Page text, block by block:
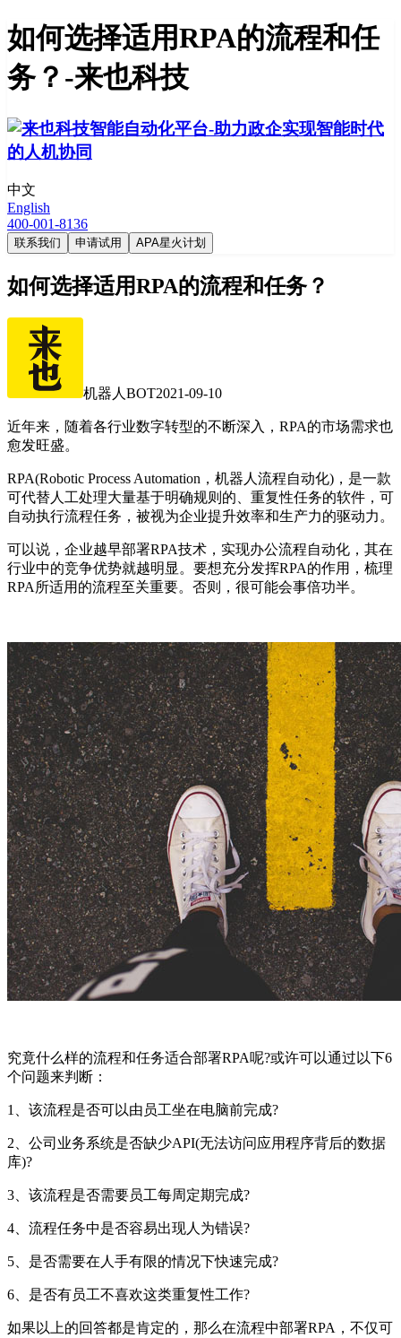
如何选择适用RPA的流程和任
务？-来也科技
中文
English
400-001-8136
联系我们 申请试用 APA星火计划
如何选择适用RPA的流程和任务？
机器人BOT2021-09-10
近年来，随着各行业数字转型的不断深入，RPA的市场需求也
愈发旺盛。
RPA(Robotic Process Automation，机器人流程自动化)，是一款
可代替人工处理大量基于明确规则的、重复性任务的软件，可
自动执行流程任务，被视为企业提升效率和生产力的驱动力。
可以说，企业越早部署RPA技术，实现办公流程自动化，其在
行业中的竞争优势就越明显。要想充分发挥RPA的作用，梳理
RPA所适用的流程至关重要。否则，很可能会事倍功半。
究竟什么样的流程和任务适合部署RPA呢?或许可以通过以下6
个问题来判断：
1、该流程是否可以由员工坐在电脑前完成?
2、公司业务系统是否缺少API(无法访问应用程序背后的数据
库)?
3、该流程是否需要员工每周定期完成?
4、流程任务中是否容易出现人为错误?
5、是否需要在人手有限的情况下快速完成?
6、是否有员工不喜欢这类重复性工作?
如果以上的回答都是肯定的，那么在流程中部署RPA，不仅可